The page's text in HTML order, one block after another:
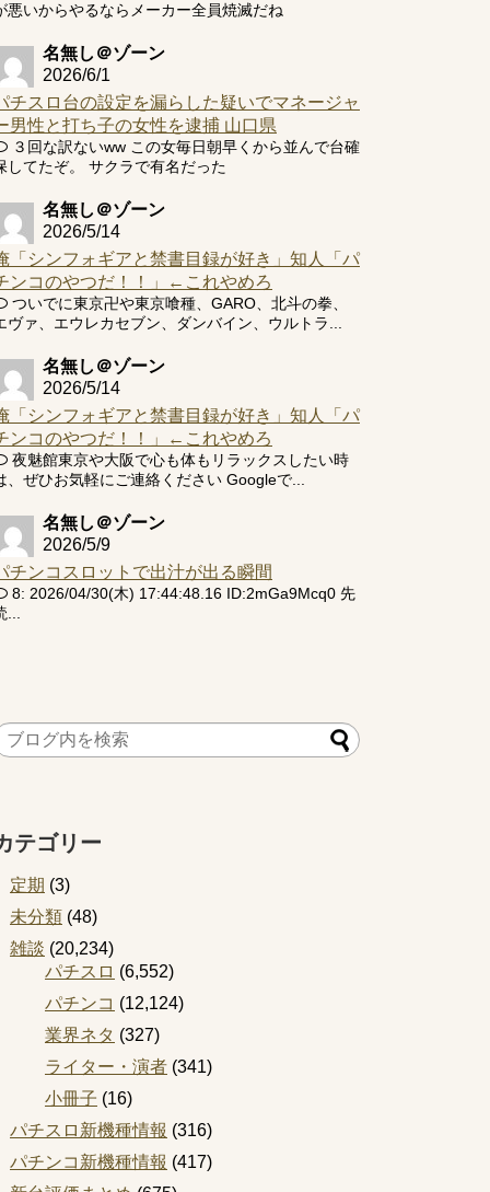
悪いからやるならメーカー全員焼滅だね
名無し＠ゾーン
2026/6/1
チスロ台の設定を漏らした疑いでマネージャ
男性と打ち子の女性を逮捕 山口県
３回な訳ないww この女毎日朝早くから並んで台確
してたぞ。 サクラで有名だった
名無し＠ゾーン
2026/5/14
「シンフォギアと禁書目録が好き」知人「パ
ンコのやつだ！！」←これやめろ
ついでに東京卍や東京喰種、GARO、北斗の拳、
ヴァ、エウレカセブン、ダンバイン、ウルトラ...
名無し＠ゾーン
2026/5/14
「シンフォギアと禁書目録が好き」知人「パ
ンコのやつだ！！」←これやめろ
夜魅館東京や大阪で心も体もリラックスしたい時
、ぜひお気軽にご連絡ください Googleで...
名無し＠ゾーン
2026/5/9
チンコスロットで出汁が出る瞬間
8: 2026/04/30(木) 17:44:48.16 ID:2mGa9Mcq0 先
...
テゴリー
定期 (3)
未分類 (48)
雑談 (20,234)
パチスロ (6,552)
パチンコ (12,124)
業界ネタ (327)
ライター・演者 (341)
小冊子 (16)
パチスロ新機種情報 (316)
パチンコ新機種情報 (417)